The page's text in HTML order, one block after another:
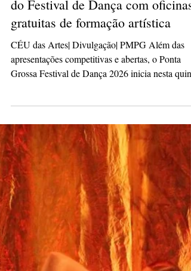
culturacaopg
2 min de leitura
Ponta Grossa amplia programação
do Festival de Dança com oficinas
gratuitas de formação artística
CÉU das Artes| Divulgação| PMPG Além das
apresentações competitivas e abertas, o Ponta
Grossa Festival de Dança 2026 inicia nesta
feira (14) uma série de oficinas gratuitas voltadas
formação e ao aperfeiçoamento técnico de
bailarinos, estudantes e interessados em diferentes
linguagens da dança. As atividades seguem até o
fim do mês e integram a programação oficial do